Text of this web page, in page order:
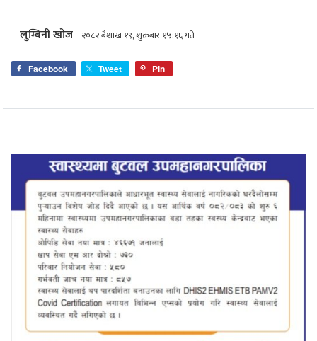
लुम्बिनी खोज २०८२ बैशाख १९, शुक्रबार १५:१६ गते
Facebook Tweet Pin